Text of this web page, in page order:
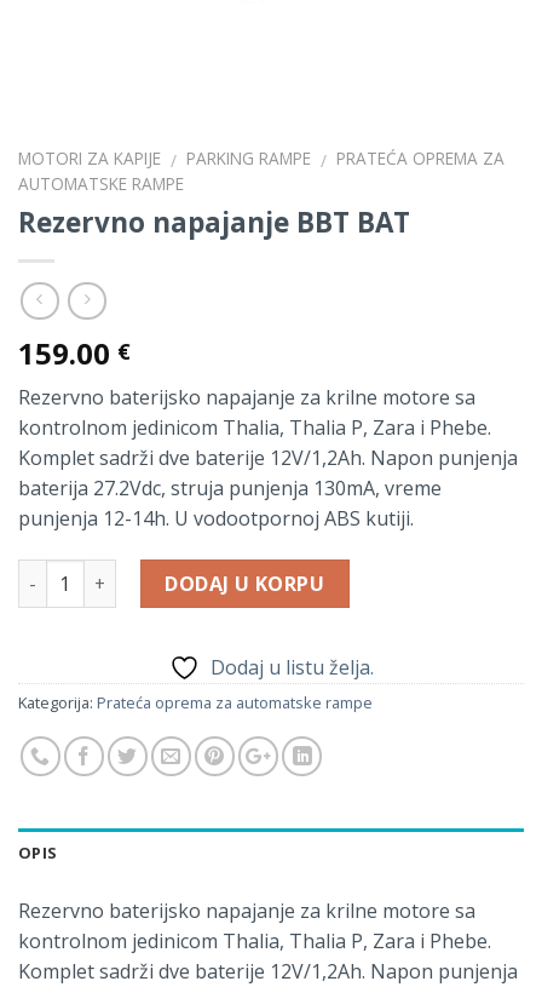
MOTORI ZA KAPIJE / PARKING RAMPE / PRATEĆA OPREMA ZA
AUTOMATSKE RAMPE
Rezervno napajanje BBT BAT
159.00 €
Rezervno baterijsko napajanje za krilne motore sa
kontrolnom jedinicom Thalia, Thalia P, Zara i Phebe.
Komplet sadrži dve baterije 12V/1,2Ah. Napon punjenja
baterija 27.2Vdc, struja punjenja 130mA, vreme
punjenja 12-14h. U vodootpornoj ABS kutiji.
Količina DODAJ U KORPU
Dodaj u listu želja.
Kategorija: Prateća oprema za automatske rampe
OPIS
Rezervno baterijsko napajanje za krilne motore sa
kontrolnom jedinicom Thalia, Thalia P, Zara i Phebe.
Komplet sadrži dve baterije 12V/1,2Ah. Napon punjenja